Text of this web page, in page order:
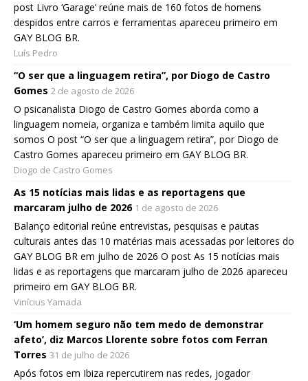
post Livro ‘Garage’ reúne mais de 160 fotos de homens
despidos entre carros e ferramentas apareceu primeiro em
GAY BLOG BR.
Luís Pedro
“O ser que a linguagem retira”, por Diogo de Castro
Gomes 2 de agosto de 2026
O psicanalista Diogo de Castro Gomes aborda como a
linguagem nomeia, organiza e também limita aquilo que
somos O post “O ser que a linguagem retira”, por Diogo de
Castro Gomes apareceu primeiro em GAY BLOG BR.
Diogo de Castro Gomes
As 15 notícias mais lidas e as reportagens que
marcaram julho de 2026 1 de agosto de 2026
Balanço editorial reúne entrevistas, pesquisas e pautas
culturais antes das 10 matérias mais acessadas por leitores do
GAY BLOG BR em julho de 2026 O post As 15 notícias mais
lidas e as reportagens que marcaram julho de 2026 apareceu
primeiro em GAY BLOG BR.
Vinícius Yamada
‘Um homem seguro não tem medo de demonstrar
afeto’, diz Marcos Llorente sobre fotos com Ferran
Torres 31 de julho de 2026
Após fotos em Ibiza repercutirem nas redes, jogador